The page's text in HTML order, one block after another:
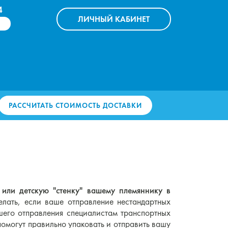
ЛИЧНЫЙ КАБИНЕТ
РАССЧИТАТЬ СТОИМОСТЬ ДОСТАВКИ
детскую "стенку" вашему племяннику в
если ваше отправление нестандартных
отправления специалистам транспортных
правильно упаковать и отправить вашу